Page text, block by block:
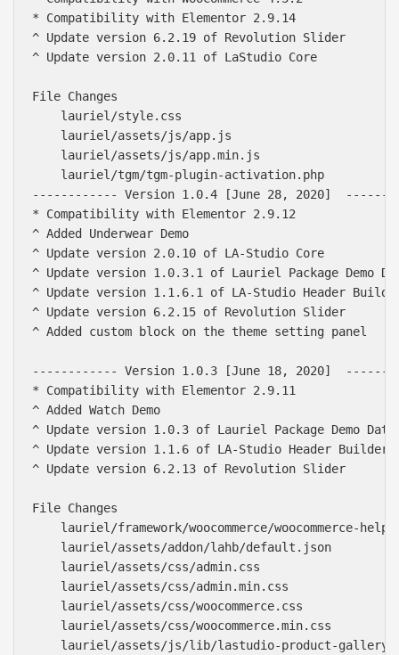
* Compatibility with Elementor 2.9.14
^ Update version 6.2.19 of Revolution Slider
^ Update version 2.0.11 of LaStudio Core
File Changes
    lauriel/style.css
    lauriel/assets/js/app.js
    lauriel/assets/js/app.min.js
    lauriel/tgm/tgm-plugin-activation.php
------------ Version 1.0.4 [June 28, 2020]
* Compatibility with Elementor 2.9.12
^ Added Underwear Demo
^ Update version 2.0.10 of LA-Studio Core
^ Update version 1.0.3.1 of Lauriel Package Demo
^ Update version 1.1.6.1 of LA-Studio Header
^ Update version 6.2.15 of Revolution Slider
^ Added custom block on the theme setting panel
------------ Version 1.0.3 [June 18, 2020]
* Compatibility with Elementor 2.9.11
^ Added Watch Demo
^ Update version 1.0.3 of Lauriel Package Demo Data
^ Update version 1.1.6 of LA-Studio Header Builder
^ Update version 6.2.13 of Revolution Slider
File Changes
lauriel/framework/woocommerce/woocommerce-
    lauriel/assets/addon/lahb/default.json
    lauriel/assets/css/admin.css
    lauriel/assets/css/admin.min.css
    lauriel/assets/css/woocommerce.css
    lauriel/assets/css/woocommerce.min.css
lauriel/assets/js/lib/lastudio-product-